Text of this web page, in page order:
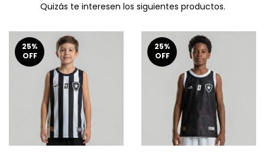
Quizás te interesen los siguientes productos.
25%
OFF
25%
OFF